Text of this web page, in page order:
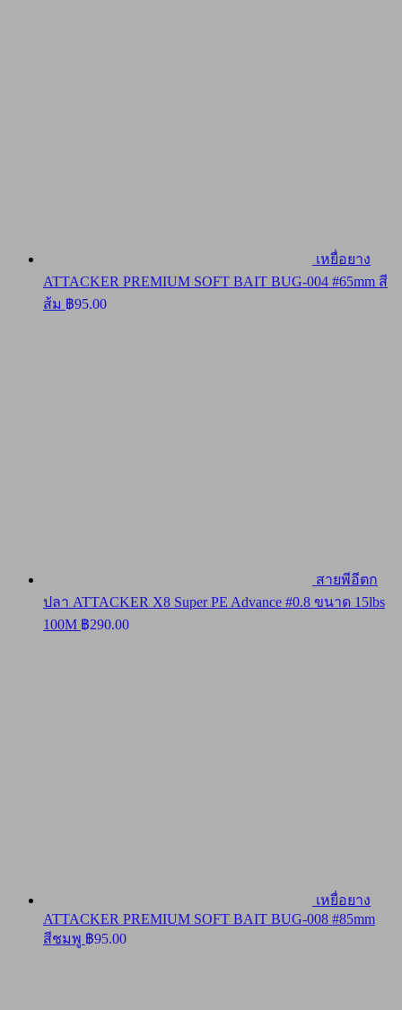
เหยื่อยาง
ATTACKER PREMIUM SOFT BAIT BUG-004 #65mm สี
ส้ม ฿95.00
สายพีอีตก
ปลา ATTACKER X8 Super PE Advance #0.8 ขนาด 15lbs
100M ฿290.00
เหยื่อยาง
ATTACKER PREMIUM SOFT BAIT BUG-008 #85mm
สีชมพู ฿95.00